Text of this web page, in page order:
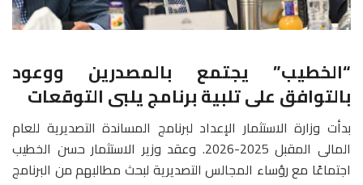
“الخطيب” يجتمع بالمصدرين ووعود
بالتوافق على تلبية برنامج يلبى التوقعات
بدأت وزارة الاستثمار الإعداد لبرنامج المساندة التصديرية للعام
المالى المقبل 2025-2026. وعقد وزير الاستثمار حسن الخطيب
اجتماعًا مع رؤساء المجالس التصديرية لبحث مطالبهم من البرنامج